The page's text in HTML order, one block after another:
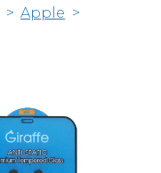
Apple